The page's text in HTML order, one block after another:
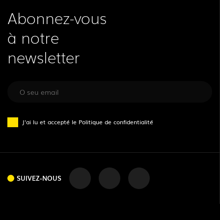
Abonnez-vous
à notre
newsletter
J'ai lu et accepté le Politique de confidentialité
SUIVEZ-NOUS